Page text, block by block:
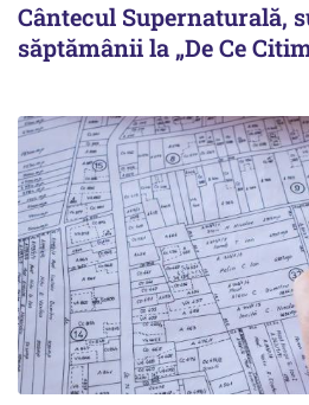
Cântecul Supernaturală,
săptămânii la „De Ce